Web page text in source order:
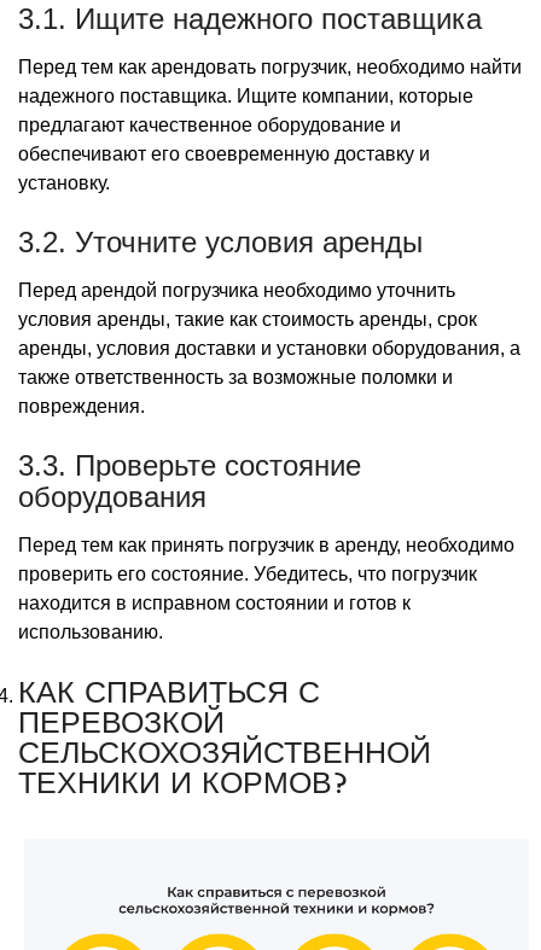
3.1. Ищите надежного поставщика
Перед тем как арендовать погрузчик, необходимо найти
надежного поставщика. Ищите компании, которые
предлагают качественное оборудование и
обеспечивают его своевременную доставку и
установку.
3.2. Уточните условия аренды
Перед арендой погрузчика необходимо уточнить
условия аренды, такие как стоимость аренды, срок
аренды, условия доставки и установки оборудования, а
также ответственность за возможные поломки и
повреждения.
3.3. Проверьте состояние
оборудования
Перед тем как принять погрузчик в аренду, необходимо
проверить его состояние. Убедитесь, что погрузчик
находится в исправном состоянии и готов к
использованию.
КАК СПРАВИТЬСЯ С
ПЕРЕВОЗКОЙ
СЕЛЬСКОХОЗЯЙСТВЕННОЙ
ТЕХНИКИ И КОРМОВ?